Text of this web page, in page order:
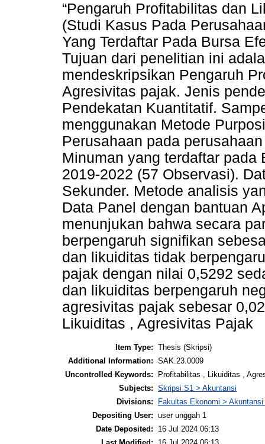
“Pengaruh Profitabilitas dan
(Studi Kasus Pada
Yang Terdaftar Pada Bursa
Tujuan dari penelitian ini
mendeskripsikan Pengaruh
Agresivitas pajak. Jenis
Pendekatan Kuantitatif.
menggunakan Metode
Perusahaan pada
Minuman yang terdaftar
2019-2022 (57 Observasi).
Sekunder. Metode analisis
Data Panel dengan bantuan
menunjukan bahwa secara
berpengaruh signifikan
dan likuiditas tidak
pajak dengan nilai 0,5292
dan likuiditas berpengaruh
agresivitas pajak sebesar
Likuiditas , Agresivitas Pajak
Item Type: Thesis (Skripsi)
Additional Information: SAK.23.0009
Uncontrolled Keywords:
Profitabilitas , Likuiditas ,
Subjects: Skripsi S1 > Akuntansi
Divisions:
Fakultas Ekonomi > Akuntansi
Depositing User: user unggah 1
Date Deposited:
16 Jul 2024 06:13